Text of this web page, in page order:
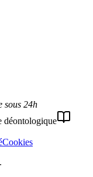
sous 24h
déontologique
Cookies